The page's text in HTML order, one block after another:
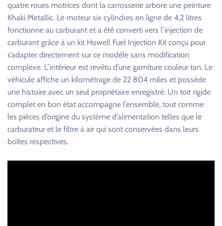
quatre roues motrices dont la carrosserie arbore une peinture
Khaki Metallic. Le moteur six cylindres en ligne de 4,2 litres
fonctionne au carburant et a été converti vers l’injection de
carburant grâce à un kit Howell Fuel Injection Kit conçu pour
s’adapter directement sur ce modèle sans modification
complexe. L’intérieur est revêtu d’une garniture couleur tan. Le
véhicule affiche un kilométrage de 22 804 miles et possède
une histoire avec un seul propriétaire enregistré. Un toit rigide
complet en bon état accompagne l’ensemble, tout comme
les pièces d’origine du système d’alimentation telles que le
carburateur et le filtre à air qui sont conservées dans leurs
boîtes respectives.